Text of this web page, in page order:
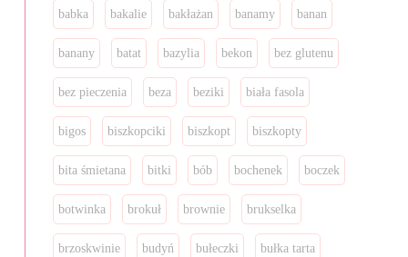
babka bakalie bakłażan banamy banan
banany batat bazylia bekon bez glutenu
bez pieczenia beza beziki biała fasola
bigos biszkopciki biszkopt biszkopty
bita śmietana bitki bób bochenek boczek
botwinka brokuł brownie brukselka
brzoskwinie budyń bułeczki bułka tarta